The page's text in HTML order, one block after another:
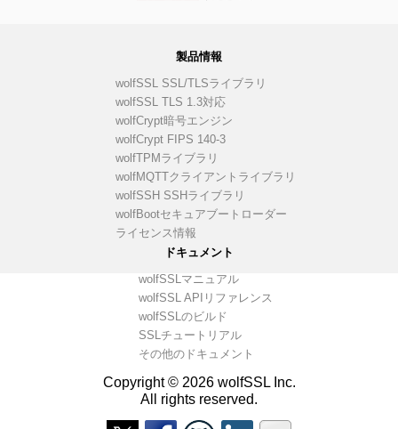
製品情報
wolfSSL SSL/TLSライブラリ
wolfSSL TLS 1.3対応
wolfCrypt暗号エンジン
wolfCrypt FIPS 140-3
wolfTPMライブラリ
wolfMQTTクライアントライブラリ
wolfSSH SSHライブラリ
wolfBootセキュアブートローダー
ライセンス情報
ドキュメント
wolfSSLマニュアル
wolfSSL APIリファレンス
wolfSSLのビルド
SSLチュートリアル
その他のドキュメント
Copyright © 2026 wolfSSL Inc.
All rights reserved.